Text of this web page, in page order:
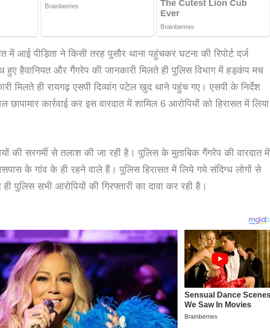
आई पीड़िता ने किसी तरह पुसौर थाना पहुंचकर घटना की रिपोर्ट दर्ज
हुए हैवानियत और गैंगरेप की जानकारी मिलते ही पुलिस विभाग में हड़कंप मच
मिलते ही रायगढ़ एसपी दिव्यांग पटेल खुद थाने पहुंच गए। एसपी के निर्देश
छापामार कार्रवाई कर इस वारदात में शामिल 6 आरोपियों को हिरासत में लिया
की सरगर्मी से तलाश की जा रही है। पुलिस के मुताबिक गैंगरेप की वारदात में
के गांव के ही रहने वाले हैं। पुलिस हिरासत में लिये गये संदिग्ध लोगों से
पुलिस सभी आरोपियों की गिरफ्तारी का दावा कर रही है।